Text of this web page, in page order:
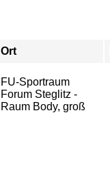
Ort
FU-Sportraum
Forum Steglitz -
Raum Body, groß